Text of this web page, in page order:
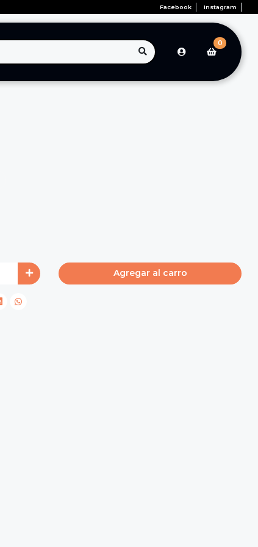
Facebook Instagram
0
Agregar al carro